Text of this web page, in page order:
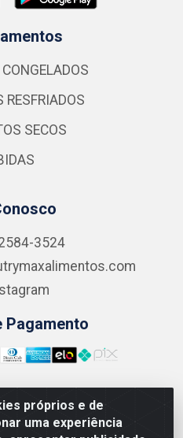
próprios e de
uma experiência
RESFRIADOS
SECOS
3524
Pagamento
PRODUTOS ALIMENTICIOS
PENHA CIRCULAR/RJ -